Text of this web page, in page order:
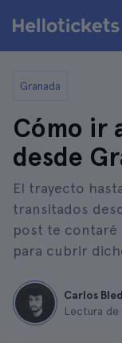
Granada
Cómo ir
desde
El trayecto
transitados
post te contaré
para cubrir
Carlos
Lectura de